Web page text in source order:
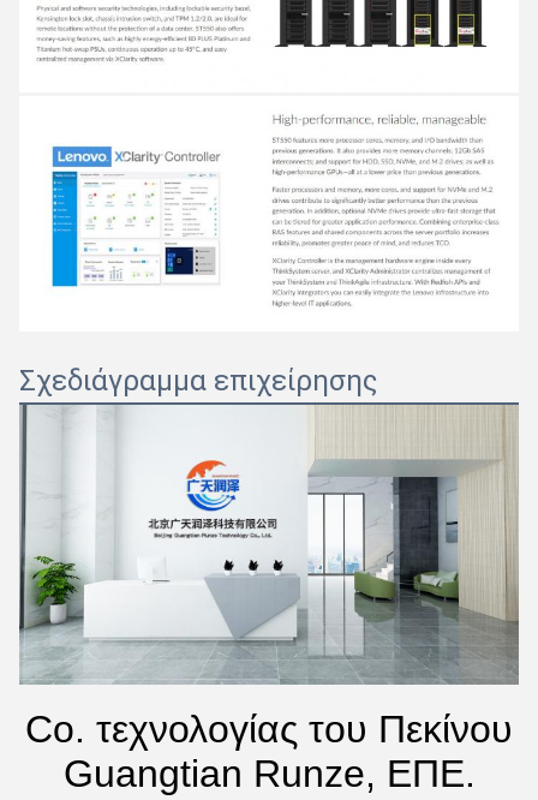
Σχεδιάγραμμα επιχείρησης
Co. τεχνολογίας του Πεκίνου
Guangtian Runze, ΕΠΕ.